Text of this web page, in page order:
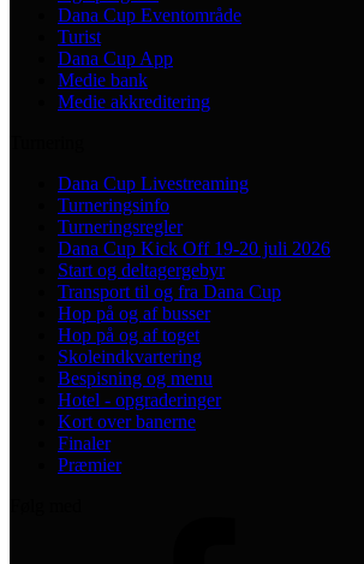
Dana Cup Eventområde
Turist
Dana Cup App
Medie bank
Medie akkreditering
Dana Cup Livestreaming
Turneringsinfo
Turneringsregler
Dana Cup Kick Off 19-20 juli 2026
Start og deltagergebyr
Transport til og fra Dana Cup
Hop på og af busser
Hop på og af toget
Skoleindkvartering
Bespisning og menu
Hotel - opgraderinger
Kort over banerne
Finaler
Præmier